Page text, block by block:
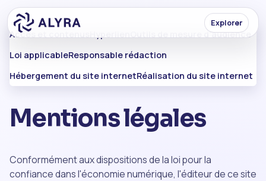
Explorer
Accès et contenus
Outils de mesure d'audience
Loi applicableResponsable rédaction
Hébergement du site internetRéalisation du site internet
Mentions légales
Conformément aux dispositions de la loi pour la
confiance dans l'économie numérique, l'éditeur de ce site